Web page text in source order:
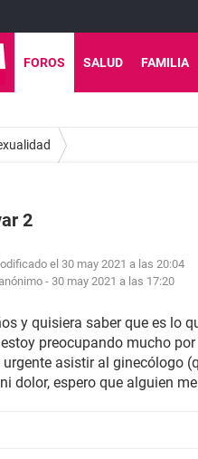
FOROS SALUD FAMILIA
2
el 30 may 2021 a las 20:04
- 30 may 2021 a las 17:20
y quisiera saber que es lo
preocupando mucho
asistir al ginecólogo
dolor, espero que alguien